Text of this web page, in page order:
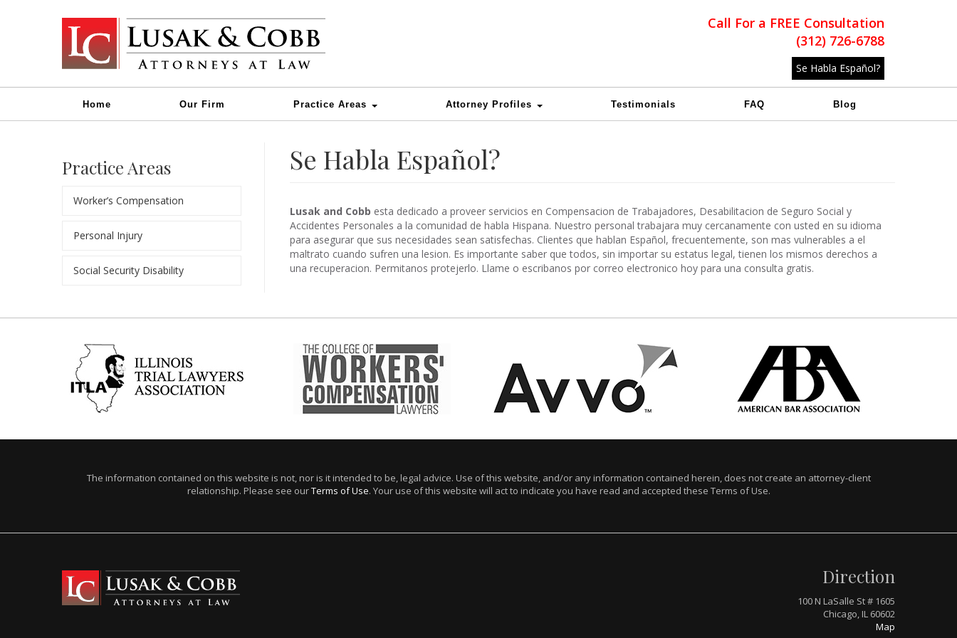
Call For a FREE Consultation
(312) 726-6788
Se Habla Español?
Home Our Firm Practice Areas Attorney Profiles Testimonials FAQ Blog
Se Habla Español?
Lusak and Cobb esta dedicado a proveer servicios en Compensacion de Trabajadores, Desabilitacion de Seguro Social y
Accidentes Personales a la comunidad de habla Hispana. Nuestro personal trabajara muy cercanamente con usted en su idioma
para asegurar que sus necesidades sean satisfechas. Clientes que hablan Español, frecuentemente, son mas vulnerables a el
maltrato cuando sufren una lesion. Es importante saber que todos, sin importar su estatus legal, tienen los mismos derechos a
una recuperacion. Permitanos protejerlo. Llame o escribanos por correo electronico hoy para una consulta gratis.
Practice Areas
Worker’s Compensation
Personal Injury
Social Security Disability
The information contained on this website is not, nor is it intended to be, legal advice. Use of this website, and/or any information contained herein, does not create an attorney-client
relationship. Please see ourTerms of Use. Your use of this website will act to indicate you have read and accepted these Terms of Use.
Direction
100 N LaSalle St # 1605
Chicago, IL 60602
Map